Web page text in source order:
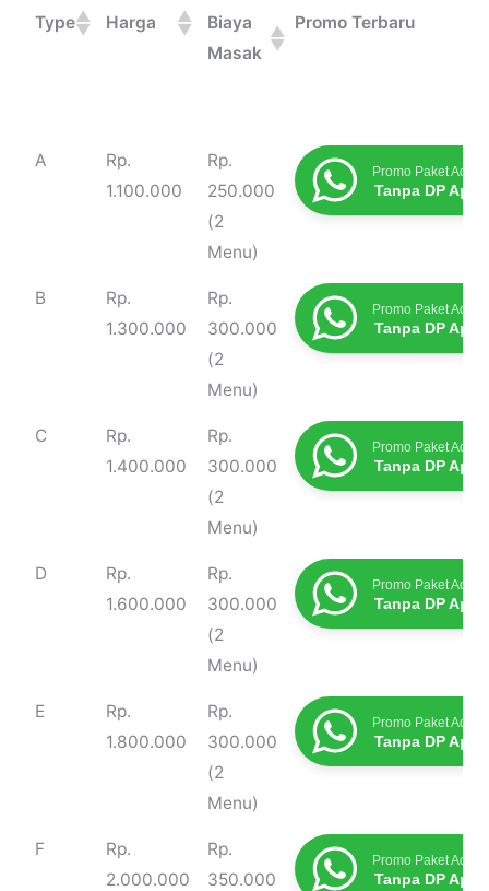
Type Harga
Biaya
Masak
Promo Terbaru
Type Harga
Biaya
Masak
Promo Terbaru
A
Rp.
1.100.000
Rp.
250.000
(2
Menu)
Promo Paket
Tanpa DP
B
Rp.
1.300.000
Rp.
300.000
(2
Menu)
Promo Paket
Tanpa DP
C
Rp.
1.400.000
Rp.
300.000
(2
Menu)
Promo Paket
Tanpa DP
D
Rp.
1.600.000
Rp.
300.000
(2
Menu)
Promo Paket
Tanpa DP
E
Rp.
1.800.000
Rp.
300.000
(2
Menu)
Promo Paket
Tanpa DP
F
Rp.
2.000.000
Rp.
350.000
Promo Paket
Tanpa DP